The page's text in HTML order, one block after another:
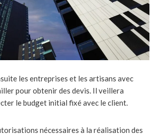
les entreprises et les artisans avec
pour obtenir des devis. Il veillera
le budget initial fixé avec le client.
nécessaires à la réalisation des